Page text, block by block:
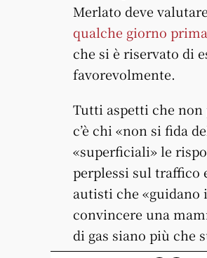
Merlato deve
qualche giorno
che si è riservato di
favorevolmente.
Tutti aspetti che
c’è chi «non si fida
«superficiali» le
perplessi sul traffico
autisti che «guidano
convincere una
di gas siano più che